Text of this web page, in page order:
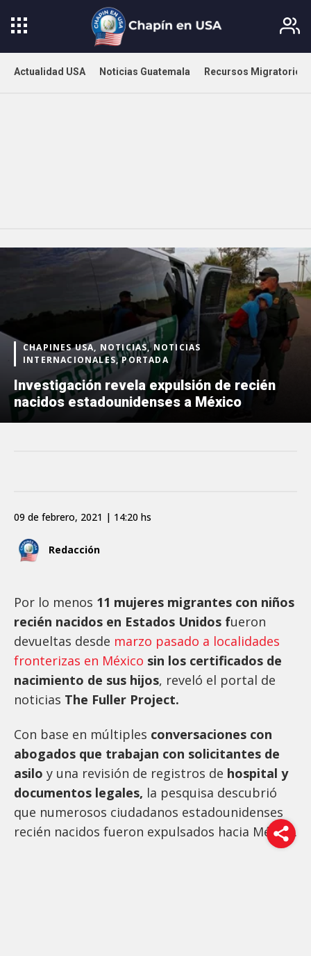
Actualidad USA Noticias Guatemala Recursos Migratorios
CHAPINES USA, NOTICIAS, NOTICIAS
INTERNACIONALES, PORTADA
Investigación revela expulsión de recién
nacidos estadounidenses a México
Redacción
09 de febrero, 2021 | 14:20 hs
Por lo menos 11 mujeres migrantes con niños
recién nacidos en Estados Unidos fueron
devueltas desde marzo pasado a localidades
fronterizas en México sin los certificados de
nacimiento de sus hijos, reveló el portal de
noticias The Fuller Project.
Con base en múltiples conversaciones con
abogados que trabajan con solicitantes de
asilo y una revisión de registros de hospital y
documentos legales, la pesquisa descubrió
que numerosos ciudadanos estadounidenses
recién nacidos fueron expulsados hacia México.